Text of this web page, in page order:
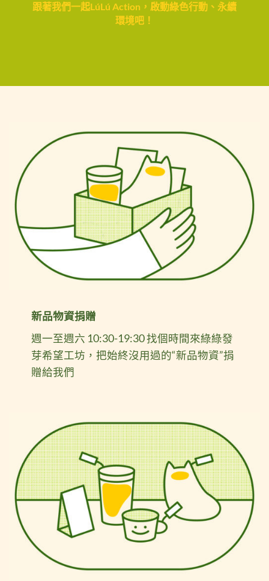
跟著我們一起LúLú Action，啟動綠色行動、永續
環境吧！
新品物資捐贈
週一至週六 10:30-19:30 找個時間來綠綠發
芽希望工坊，把始終沒用過的“新品物資”捐
贈給我們